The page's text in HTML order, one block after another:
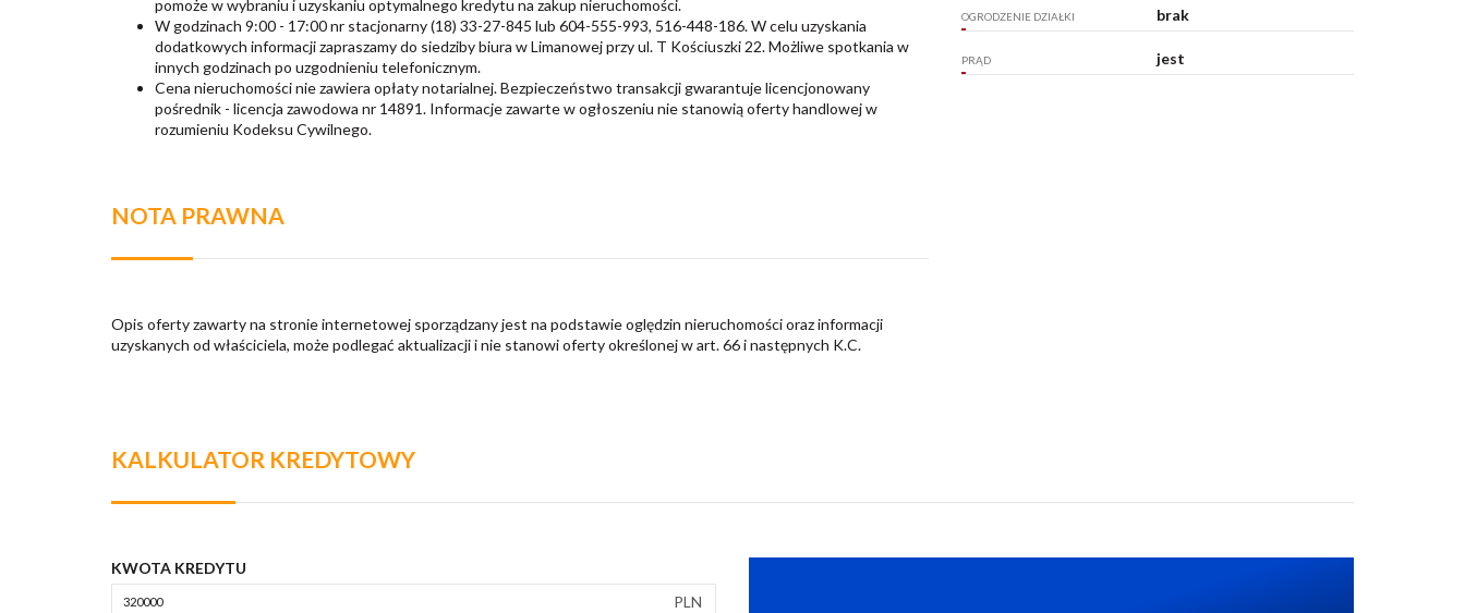
pomoże w wybraniu i uzyskaniu optymalnego kredytu na zakup nieruchomości.
W godzinach 9:00 - 17:00 nr stacjonarny (18) 33-27-845 lub 604-555-993, 516-448-186. W celu uzyskania
dodatkowych informacji zapraszamy do siedziby biura w Limanowej przy ul. T Kościuszki 22. Możliwe spotkania w
innych godzinach po uzgodnieniu telefonicznym.
Cena nieruchomości nie zawiera opłaty notarialnej. Bezpieczeństwo transakcji gwarantuje licencjonowany
pośrednik - licencja zawodowa nr 14891. Informacje zawarte w ogłoszeniu nie stanowią oferty handlowej w
rozumieniu Kodeksu Cywilnego.
NOTA PRAWNA
Opis oferty zawarty na stronie internetowej sporządzany jest na podstawie oględzin nieruchomości oraz informacji
uzyskanych od właściciela, może podlegać aktualizacji i nie stanowi oferty określonej w art. 66 i następnych K.C.
OGRODZENIE DZIAŁKI brak
PRĄD jest
KALKULATOR KREDYTOWY
KWOTA KREDYTU
PLN